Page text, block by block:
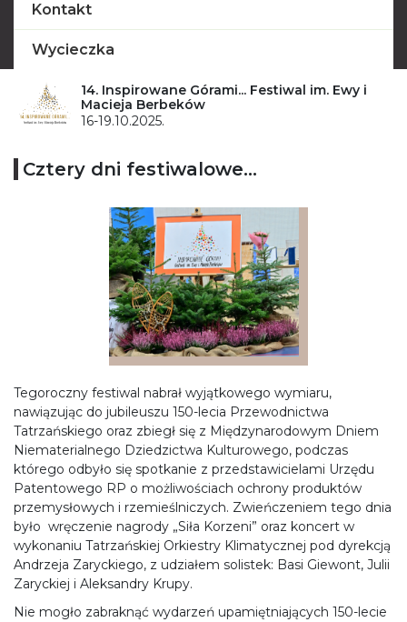
Kontakt
Wycieczka
14. Inspirowane Górami... Festiwal im. Ewy i
Macieja Berbeków
16-19.10.2025.
Cztery dni festiwalowe...
Tegoroczny festiwal nabrał wyjątkowego wymiaru,
nawiązując do jubileuszu 150-lecia Przewodnictwa
Tatrzańskiego oraz zbiegł się z Międzynarodowym Dniem
Niematerialnego Dziedzictwa Kulturowego, podczas
którego odbyło się spotkanie z przedstawicielami Urzędu
Patentowego RP o możliwościach ochrony produktów
przemysłowych i rzemieślniczych. Zwieńczeniem tego dnia
było wręczenie nagrody „Siła Korzeni” oraz koncert w
wykonaniu Tatrzańskiej Orkiestry Klimatycznej pod dyrekcją
Andrzeja Zaryckiego, z udziałem solistek: Basi Giewont, Julii
Zaryckiej i Aleksandry Krupy.
Nie mogło zabraknąć wydarzeń upamiętniających 150-lecie